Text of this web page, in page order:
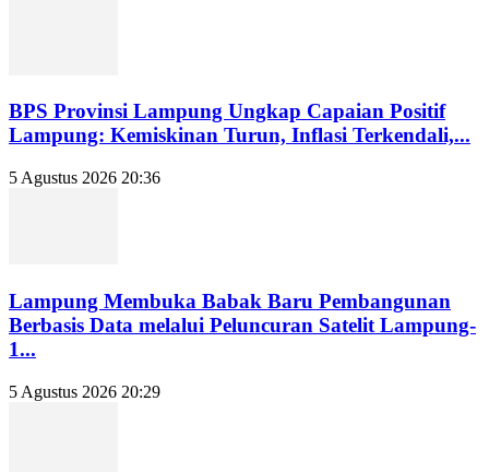
BPS Provinsi Lampung Ungkap Capaian Positif
Lampung: Kemiskinan Turun, Inflasi Terkendali,...
5 Agustus 2026 20:36
Lampung Membuka Babak Baru Pembangunan
Berbasis Data melalui Peluncuran Satelit Lampung-
1...
5 Agustus 2026 20:29